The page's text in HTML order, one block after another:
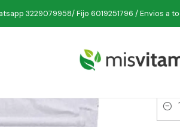
3229079958/ Fijo 6019251796 / Envios a
Inicio Vitaminas Minerales Calcios